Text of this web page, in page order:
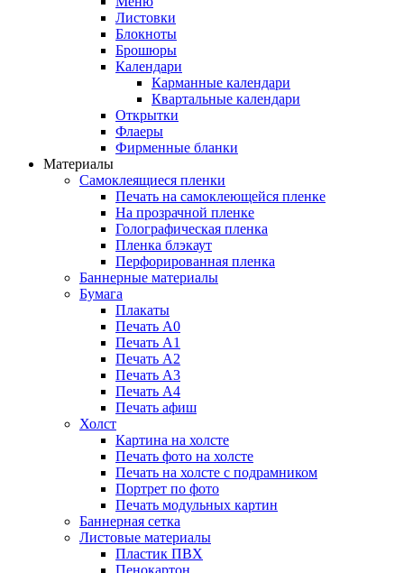
Листовки
Блокноты
Брошюры
Календари
Карманные календари
Квартальные календари
Открытки
Флаеры
Фирменные бланки
Материалы
Самоклеящиеся пленки
Печать на самоклеющейся пленке
На прозрачной пленке
Голографическая пленка
Пленка блэкаут
Перфорированная пленка
Баннерные материалы
Бумага
Плакаты
Печать А0
Печать А1
Печать А2
Печать А3
Печать А4
Печать афиш
Холст
Картина на холсте
Печать фото на холсте
Печать на холсте с подрамником
Портрет по фото
Печать модульных картин
Баннерная сетка
Листовые материалы
Пластик ПВХ
Пенокартон